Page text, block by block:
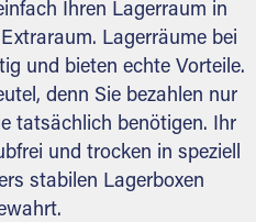
Ihren Lagerraum in
Lagerräume bei
und bieten echte Vorteile.
denn Sie bezahlen nur
tatsächlich benötigen. Ihr
und trocken in speziell
stabilen Lagerboxen